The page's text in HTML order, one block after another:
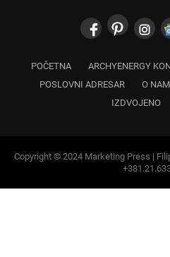
POČETNA ARCHYENERGY
POSLOVNI ADRESAR
O
IZDVOJENO
Copyright © 2024 Marketing Press |